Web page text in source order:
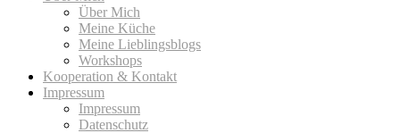
Über Mich
Meine Küche
Meine Lieblingsblogs
Workshops
Kooperation & Kontakt
Impressum
Impressum
Datenschutz